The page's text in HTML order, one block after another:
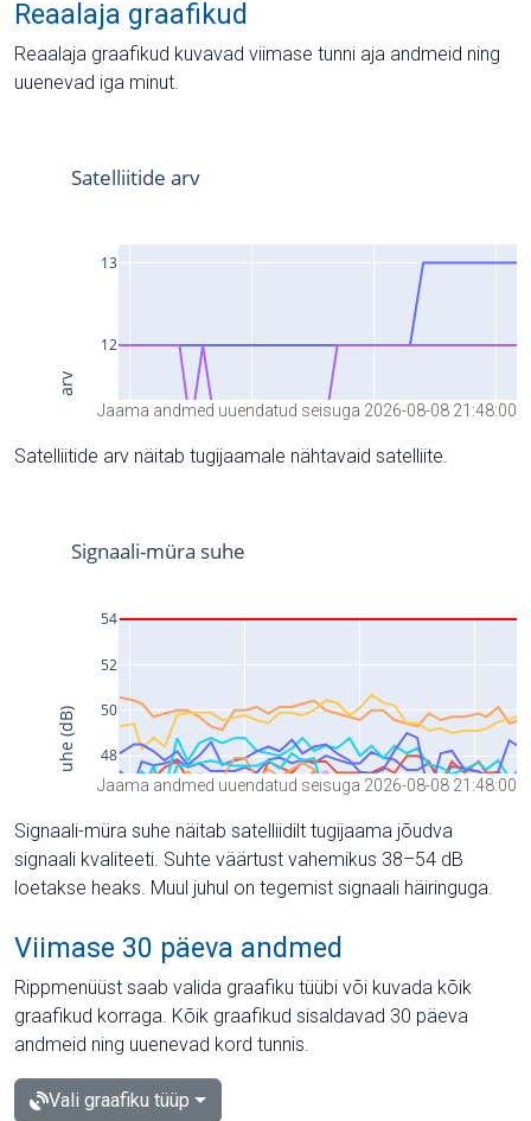
Reaalaja graafikud
Reaalaja graafikud kuvavad viimase tunni aja andmeid ning
uuenevad iga minut.
Jaama andmed uuendatud seisuga 2026-08-08 21:48:00
Satelliitide arv näitab tugijaamale nähtavaid satelliite.
Jaama andmed uuendatud seisuga 2026-08-08 21:48:00
Signaali-müra suhe näitab satelliidilt tugijaama jõudva
signaali kvaliteeti. Suhte väärtust vahemikus 38–54 dB
loetakse heaks. Muul juhul on tegemist signaali häiringuga.
Viimase 30 päeva andmed
Rippmenüüst saab valida graafiku tüübi või kuvada kõik
graafikud korraga. Kõik graafikud sisaldavad 30 päeva
andmeid ning uuenevad kord tunnis.
Vali graafiku tüüp